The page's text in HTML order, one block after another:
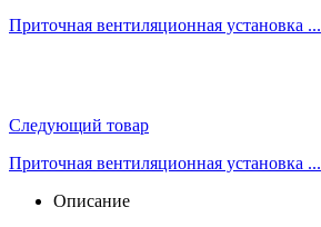
Приточная вентиляционная установка ...
Следующий товар
Приточная вентиляционная установка ...
Описание